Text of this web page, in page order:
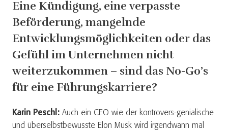
Eine Kündigung, eine verpasste
Beförderung, mangelnde
Entwicklungsmöglichkeiten oder das
Gefühl im Unternehmen nicht
weiterzukommen – sind das No-Go’s
für eine Führungskarriere?
Karin Peschl: Auch ein CEO wie der kontrovers-genialische
und überselbstbewusste Elon Musk wird irgendwann mal